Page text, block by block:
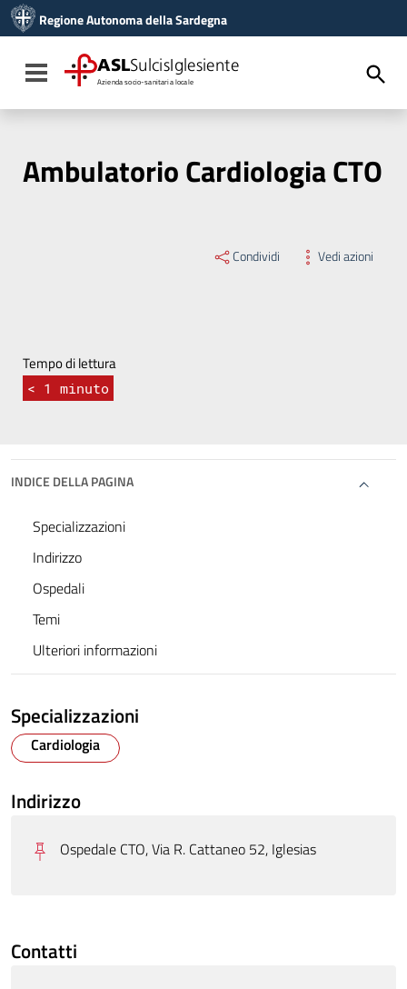
Vai al menu di navigazione
Vai al footer
Regione Autonoma della Sardegna
Toggle navigation
ASLSulcisIglesiente
Azienda socio-sanitaria locale
Ambulatorio Cardiologia CTO
Condividi Vedi azioni
Tempo di lettura
< 1 minuto
INDICE DELLA PAGINA
Specializzazioni
Indirizzo
Ospedali
Temi
Ulteriori informazioni
Specializzazioni
Cardiologia
Indirizzo
Ospedale CTO, Via R. Cattaneo 52, Iglesias
Contatti